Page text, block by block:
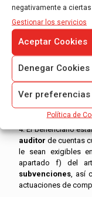
negativamente a
Gestionar los servicios
Aceptar Cookies
Denegar Cookies
Ver preferencias
Política de
el nombramiento de
3. En el supuesto en
auditarsus cuentas
de cuentas será
reguladoras de la
por el órgano
subvencionable
hasta el límite que en
4. El beneficiario
auditor de cuentas
le sean exigibles
apartado f) del
subvenciones, así
actuaciones de